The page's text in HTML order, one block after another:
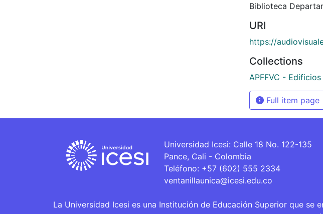
Biblioteca
URI
https://
Collections
APFFVC -
Full item page
Universidad Icesi: Calle 18 No. 122-135
Pance, Cali - Colombia
Teléfono: +57 (602) 555 2334
ventanillaunica@icesi.edu.co
La Universidad Icesi es una Institución de Educación Superior que se